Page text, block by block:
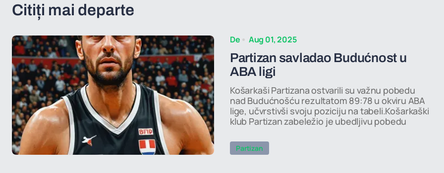
Citiți mai departe
De Aug 01, 2025
Partizan savladao Budućnost u
ABA ligi
Košarkaši Partizana ostvarili su važnu pobedu
nad Budućnošću rezultatom 89:78 u okviru ABA
lige, učvrstivši svoju poziciju na tabeli.Košarkaški
klub Partizan zabeležio je ubedljivu pobedu
Partizan